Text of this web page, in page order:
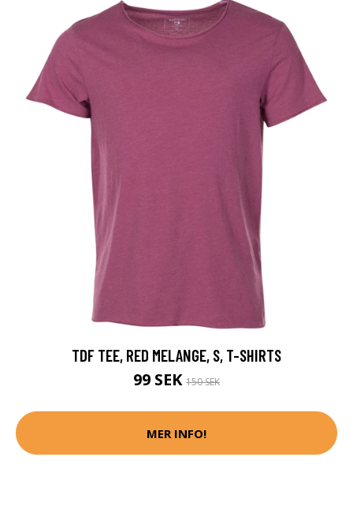
TDF TEE, RED MELANGE, S, T-SHIRTS
99 SEK 150 SEK
MER INFO!